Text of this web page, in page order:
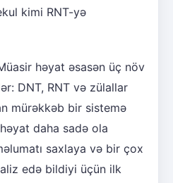
kimi RNT-yə
həyat əsasən üç növ
DNT, RNT və zülallar
mürəkkəb bir sistemə
daha sadə ola
saxlaya və bir çox
edə bildiyi üçün ilk